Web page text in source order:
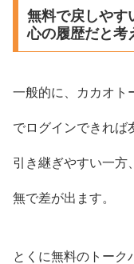
無料で戻しやす
心の履歴だと考
一般的に、カカオト
でログインできれば
引き継ぎやすい一方
無で差が出ます。
とくに無料のトーク